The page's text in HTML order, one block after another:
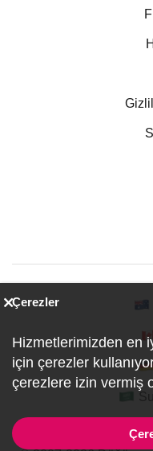
Çerezler
Hizmetlerimizden en
için çerezler
çerezlere izin vermiş